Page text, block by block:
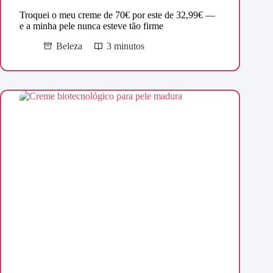
Troquei o meu creme de 70€ por este de 32,99€ —
e a minha pele nunca esteve tão firme
Beleza
3 minutos